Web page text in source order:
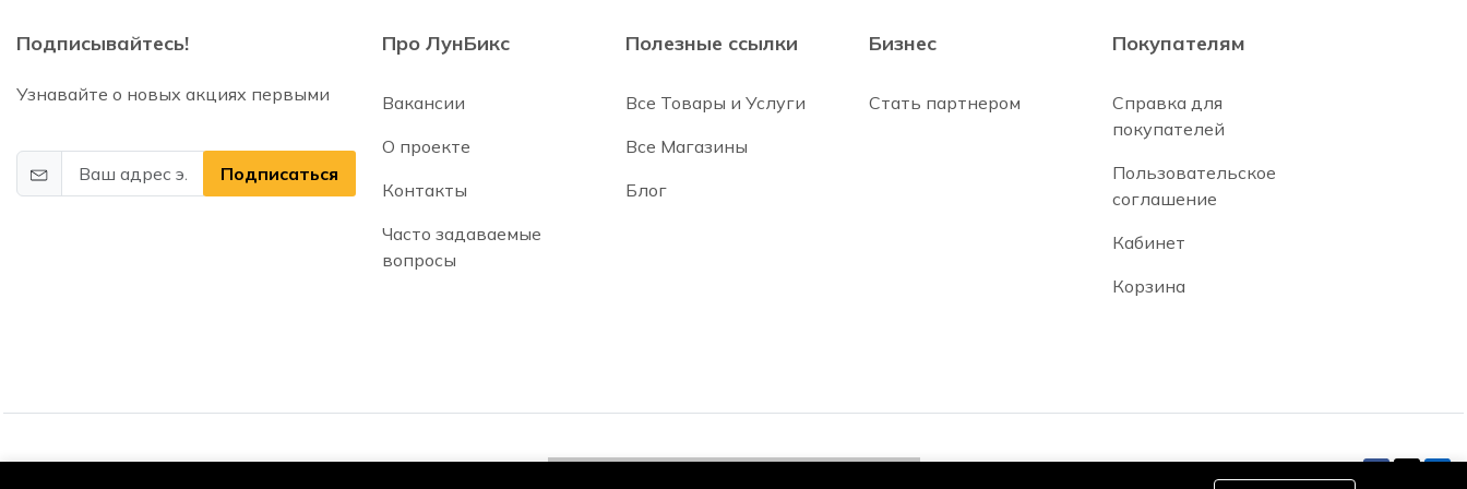
Подписывайтесь!
Узнавайте о новых акциях первыми
Подписаться
Про ЛунБикс
Вакансии
О проекте
Контакты
Часто задаваемые
вопросы
Полезные ссылки
Все Товары и Услуги
Все Магазины
Блог
Бизнес
Стать партнером
Покупателям
Справка для
покупателей
Пользовательское
соглашение
Кабинет
Корзина
© 2025 2026 | Lunbix